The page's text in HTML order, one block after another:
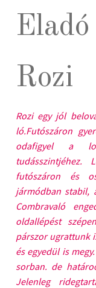
Rozi
Rozi egy jól
ló.Futószáron
odafigyel a
tudásszintjéhez.
futószáron és
jármódban stabil,
Combravaló
oldallépést
párszor ugrattunk
és egyedül is
sorban. de
Jelenleg